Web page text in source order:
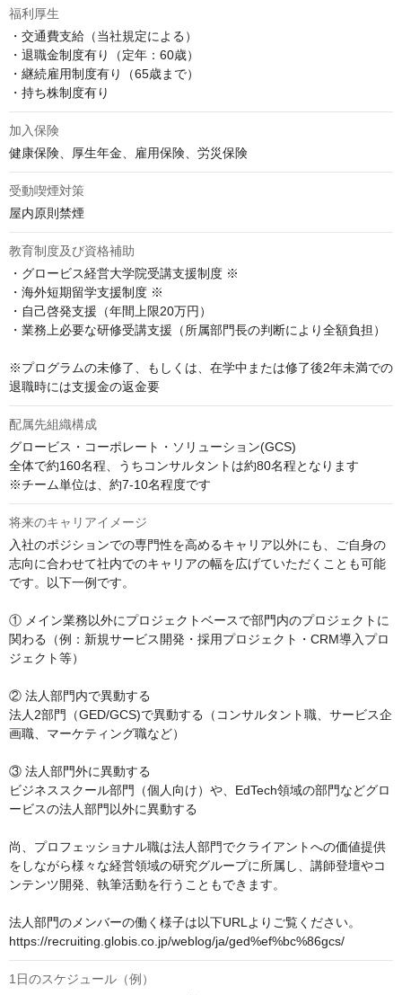
福利厚生
・交通費支給（当社規定による）
・退職金制度有り（定年：60歳）
・継続雇用制度有り（65歳まで）
・持ち株制度有り
加入保険
健康保険、厚生年金、雇用保険、労災保険
受動喫煙対策
屋内原則禁煙
教育制度及び資格補助
・グロービス経営大学院受講支援制度 ※
・海外短期留学支援制度 ※
・自己啓発支援（年間上限20万円）
・業務上必要な研修受講支援（所属部門長の判断により全額負担）
※プログラムの未修了、もしくは、在学中または修了後2年未満での
退職時には支援金の返金要
配属先組織構成
グロービス・コーポレート・ソリューション(GCS)
全体で約160名程、うちコンサルタントは約80名程となります
※チーム単位は、約7-10名程度です
将来のキャリアイメージ
入社のポジションでの専門性を高めるキャリア以外にも、ご自身の
志向に合わせて社内でのキャリアの幅を広げていただくことも可能
です。以下一例です。
① メイン業務以外にプロジェクトベースで部門内のプロジェクトに
関わる（例：新規サービス開発・採用プロジェクト・CRM導入プロ
ジェクト等）
② 法人部門内で異動する
法人2部門（GED/GCS)で異動する（コンサルタント職、サービス企
画職、マーケティング職など）
③ 法人部門外に異動する
ビジネススクール部門（個人向け）や、EdTech領域の部門などグロ
ービスの法人部門以外に異動する
尚、プロフェッショナル職は法人部門でクライアントへの価値提供
をしながら様々な経営領域の研究グループに所属し、講師登壇やコ
ンテンツ開発、執筆活動を行うこともできます。
法人部門のメンバーの働く様子は以下URLよりご覧ください。
https://recruiting.globis.co.jp/weblog/ja/ged%ef%bc%86gcs/
1日のスケジュール（例）